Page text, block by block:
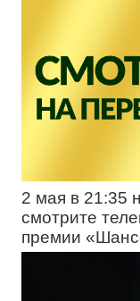
2 мая в 21:35
смотрите
премии